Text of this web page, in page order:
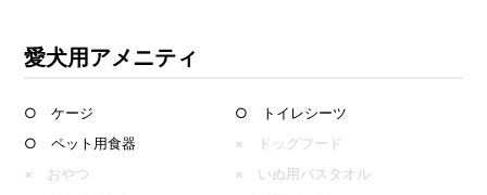
愛犬用アメニティ
○ ケージ
○ トイレシーツ
○ ペット用食器
× ドッグフード
× おやつ
× いぬ用バスタオル